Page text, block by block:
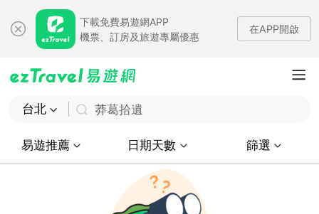
下載免費易遊網APP
機票、訂房及旅遊專屬優惠
在APP開啟
台北 莽葛拾遺
易遊推薦 日期天數 篩選